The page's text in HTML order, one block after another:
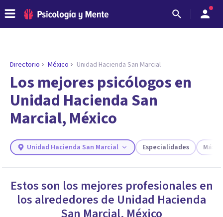
¿Necesitas ayuda para encontrar el
psicólogo adecuado?
Directorio México Unidad Hacienda San Marcial
Los mejores psicólogos en
Unidad Hacienda San
Marcial, México
Unidad Hacienda San Marcial Especialidades Más
Estos son los mejores profesionales en
los alrededores de Unidad Hacienda